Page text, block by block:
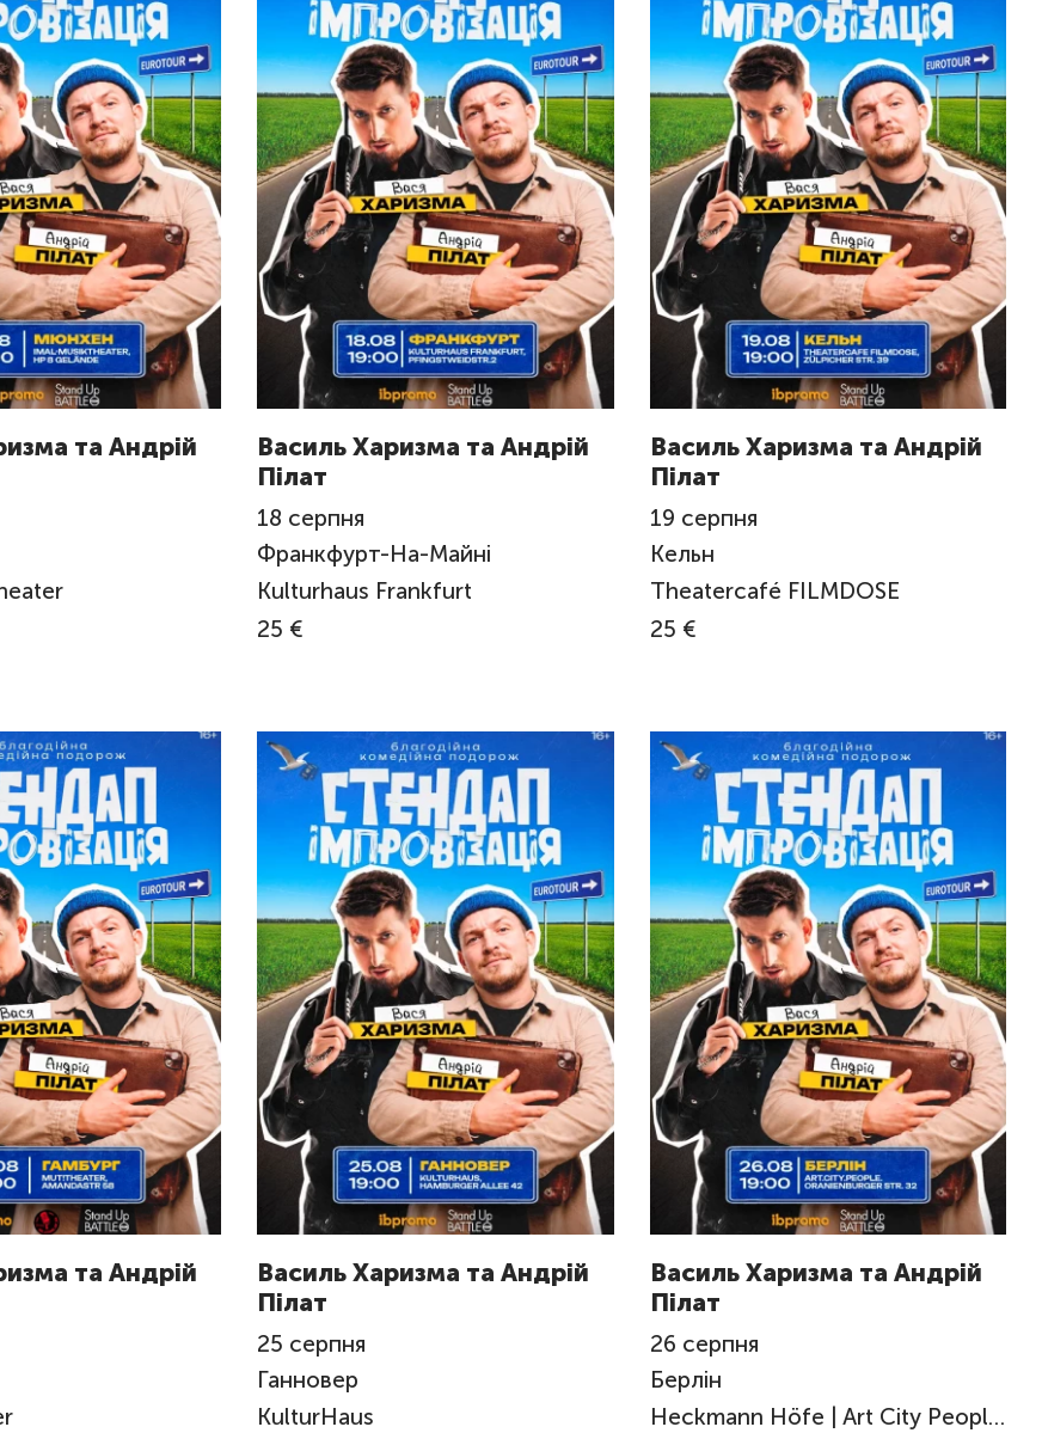
та Андрій
Василь Харизма та Андрій
Пілат
18 серпня
Франкфурт-На-Майні
Kulturhaus Frankfurt
25 €
Василь Харизма та Андрій
Пілат
19 серпня
Кельн
Theatercafé FILMDOSE
25 €
та Андрій
Василь Харизма та Андрій
Пілат
25 серпня
Ганновер
KulturHaus
Василь Харизма та Андрій
Пілат
26 серпня
Берлін
Heckmann Höfe | Art City People Big Place